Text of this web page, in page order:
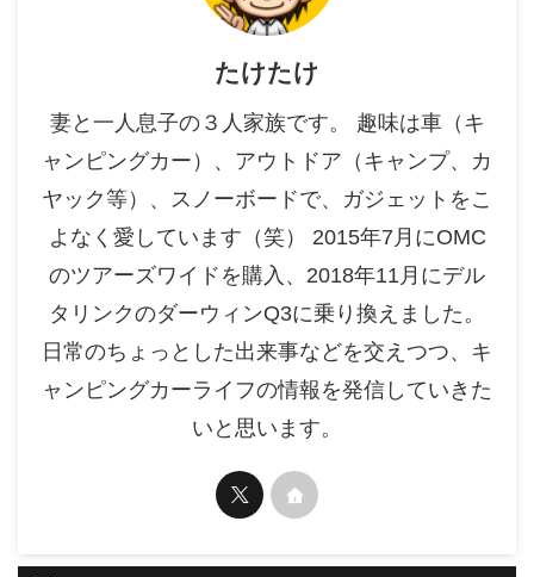
たけたけ
妻と一人息子の３人家族です。 趣味は車（キ
ャンピングカー）、アウトドア（キャンプ、カ
ヤック等）、スノーボードで、ガジェットをこ
よなく愛しています（笑） 2015年7月にOMC
のツアーズワイドを購入、2018年11月にデル
タリンクのダーウィンQ3に乗り換えました。
日常のちょっとした出来事などを交えつつ、キ
ャンピングカーライフの情報を発信していきた
いと思います。